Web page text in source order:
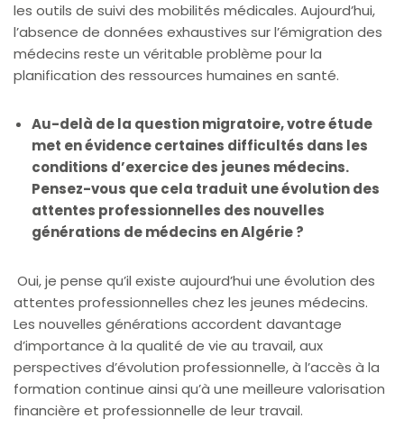
les outils de suivi des mobilités médicales. Aujourd’hui,
l’absence de données exhaustives sur l’émigration des
médecins reste un véritable problème pour la
planification des ressources humaines en santé.
Au-delà de la question migratoire, votre étude
met en évidence certaines difficultés dans les
conditions d’exercice des jeunes médecins.
Pensez-vous que cela traduit une évolution des
attentes professionnelles des nouvelles
générations de médecins en Algérie ?
Oui, je pense qu’il existe aujourd’hui une évolution des
attentes professionnelles chez les jeunes médecins.
Les nouvelles générations accordent davantage
d’importance à la qualité de vie au travail, aux
perspectives d’évolution professionnelle, à l’accès à la
formation continue ainsi qu’à une meilleure valorisation
financière et professionnelle de leur travail.